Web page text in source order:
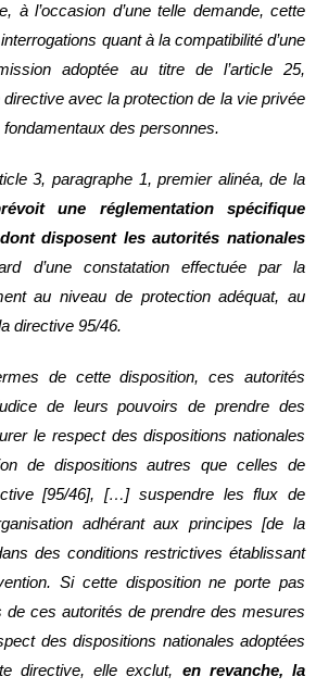
à l’occasion d’une telle demande, cette
quant à la compatibilité d’une
adoptée au titre de l’article 25,
avec la protection de la vie privée
des personnes.
3, paragraphe 1, premier alinéa, de la
une réglementation spécifique
disposent les autorités nationales
d’une constatation effectuée par la
au niveau de protection adéquat, au
directive 95/46.
de cette disposition, ces autorités
de leurs pouvoirs de prendre des
le respect des dispositions nationales
de dispositions autres que celles de
[95/46], […] suspendre les flux de
adhérant aux principes [de la
des conditions restrictives établissant
Si cette disposition ne porte pas
de ces autorités de prendre des mesures
des dispositions nationales adoptées
directive, elle exclut, en revanche, la